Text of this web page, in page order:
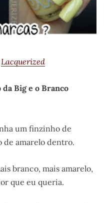
Lacquerized
Big e o Branco
um finzinho de
amarelo dentro.
branco, mais amarelo,
que eu queria.